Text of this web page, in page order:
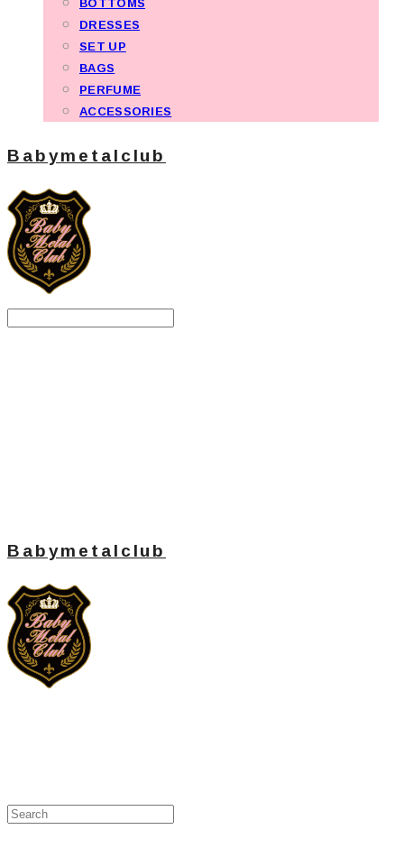
DRESSES
SET UP
BAGS
PERFUME
ACCESSORIES
Babymetalclub
Babymetalclub